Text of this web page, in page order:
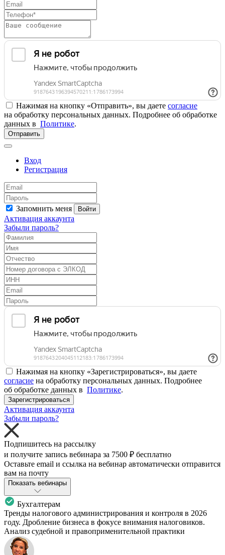
Нажимая на кнопку «Отправить», вы даете согласие
на обработку персональных данных. Подробнее об обработке
данных в Политике.
Отправить
Вход
Регистрация
Запомнить меня Войти
Активация аккаунта
Забыли пароль?
Нажимая на кнопку «Зарегистрироваться», вы даете
согласие на обработку персональных данных. Подробнее
об обработке данных в Политике.
Зарегистрироваться
Активация аккаунта
Забыли пароль?
Подпишитесь на рассылку
и получите запись вебинара за 7500 ₽ бесплатно
Оставьте email и ссылка на вебинар автоматически отправится
вам на почту
Показать вебинары
Бухгалтерам
Тренды налогового администрирования и контроля в 2026
году. Дробление бизнеса в фокусе внимания налоговиков.
Анализ судебной и правоприменительной практики